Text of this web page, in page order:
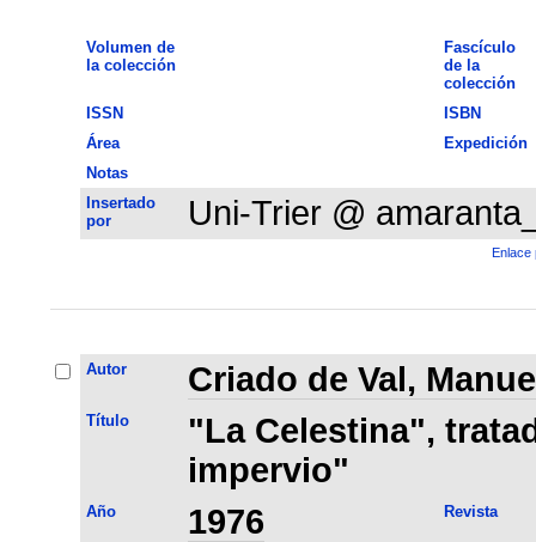
Volumen de
la colección
Fascículo
de la
colección
ISSN
ISBN
Área
Expedición
Notas
Insertado
por
Uni-Trier @
Enlace
Autor Criado de Val,
Título
"La Celestina",
impervio"
Año 1976 Revista